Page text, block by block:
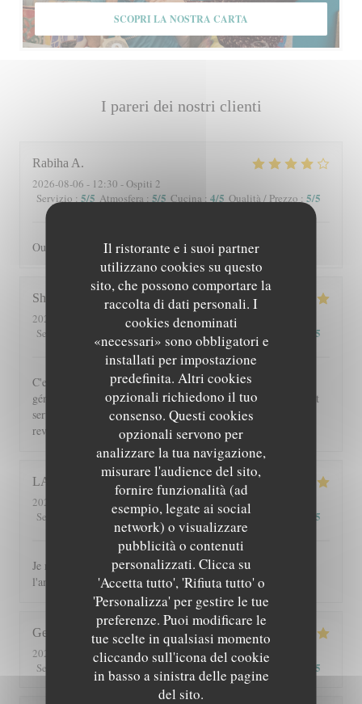
Il ristorante e i suoi partner
utilizzano cookies su questo
sito, che possono comportare la
raccolta di dati personali. I
cookies denominati
«necessari» sono obbligatori e
installati per impostazione
predefinita. Altri cookies
opzionali richiedono il tuo
consenso. Questi cookies
opzionali servono per
analizzare la tua navigazione,
misurare l'audience del sito,
fornire funzionalità (ad
esempio, legate ai social
network) o visualizzare
pubblicità o contenuti
personalizzati. Clicca su
'Accetta tutto', 'Rifiuta tutto' o
'Personalizza' per gestire le tue
preferenze. Puoi modificare le
tue scelte in qualsiasi momento
cliccando sull'icona del cookie
in basso a sinistra delle pagine
del sito.
I pareri dei nostri clienti
Rabiha A
2026-08-06 - 12:30 - Ospiti 2
Servizio : 5/5 Atmosfera : 5/5 Cucina : 4/5 Qualità / Prezzo : 5/5
Oui je recommande
Shérazade
2026-08-05
- 20:00 - Ospiti 2
Servizio
4/5 : 5/5 /5
C'est toujours un régal de venir à Beyit Jedo les assiettes sont
généreuses et on y mange vraiment bien. Merci aux serveurs et
serveuses un accueil chaleureux. Comme d'habitude j'y
reviendrai 😉
LAURENCE
2026-08-04
- 12:30 - Ospiti 10
Servizio
Atmosfera:5/5 Cucina :5 /5 Qualità / Prezzo /5
Je recommande ce restaurant tant pour les plats que pour
l'ambiance chaleureuse et le cadre
George
2026-07-30
- 13:00 - Ospiti 2
Servizio
/5 Atmosfera 5/5 : 5/5 /5
SCOPRI LA NOSTRA CARTA